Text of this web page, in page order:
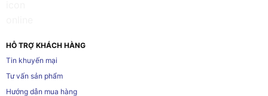
HỖ TRỢ KHÁCH HÀNG
Tin khuyến mại
Tư vấn sản phẩm
Hướng dẫn mua hàng